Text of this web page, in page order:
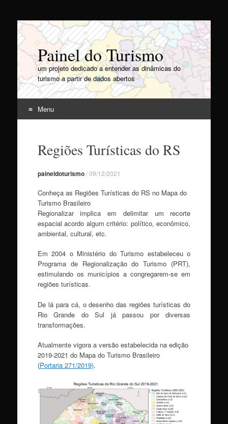
Painel do Turismo
um projeto dedicado a entender as dinâmicas do
turismo a partir de dados abertos
Menu
Regiões Turísticas do RS
paineldoturismo/09/12/2021
Conheça as Regiões Turísticas do RS no Mapa do
Turismo Brasileiro
Regionalizar implica em delimitar um recorte
espacial acordo algum critério: político, econômico,
ambiental, cultural, etc.
Em 2004 o Ministério do Turismo estabeleceu o
Programa de Regionalização do Turismo (PRT),
estimulando os municípios a congregarem-se em
regiões turísticas.
De lá para cá, o desenho das regiões turísticas do
Rio Grande do Sul já passou por diversas
transformações.
Atualmente vigora a versão estabelecida na edição
2019-2021 do Mapa do Turismo Brasileiro
(Portaria 271/2019).